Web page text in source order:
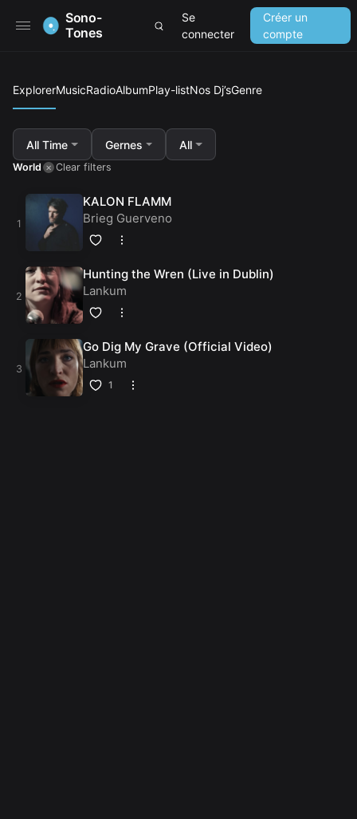
Sono-
Tones
Se
connecter
Créer un
compte
ExplorerMusicRadioAlbumPlay-listNos Dj’sGenre
All Time Gernes All
World Clear filters
KALON FLAMM
Brieg Guerveno
Hunting the Wren (Live in Dublin)
Lankum
Go Dig My Grave (Official Video)
Lankum
1